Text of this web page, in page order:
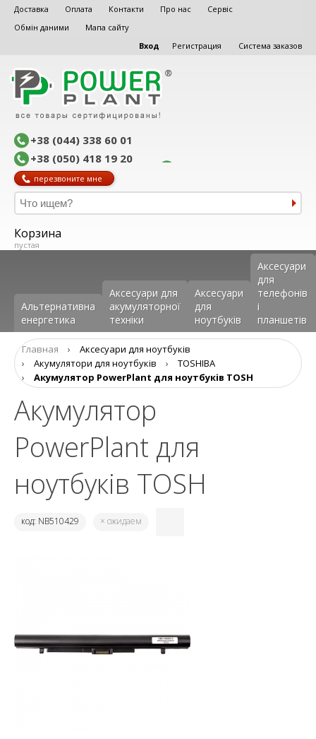
Доставка Оплата Контакти Про нас
Сервіс
Обмін даними
Мапа сайту
Вход
Регистрация Система заказов
+38 (044) 338 60 01
+38 (050) 418 19 20
перезвоните мне
Корзина
пустая
Альтернативна
енергетика
Аксесуари для
акумуляторної
техніки
Аксесуари
для
ноутбуків
Аксеcуари
для
телефонів
і
планшетів
Главная ›
Аксесуари для ноутбуків
›
Aкумулятори для ноутбуків ›
TOSHIBA
›
Акумулятор PowerPlant для ноутбуків TOSH
Акумулятор
PowerPlant для
ноутбуків TOSH
код: NB510429 × ожидаем